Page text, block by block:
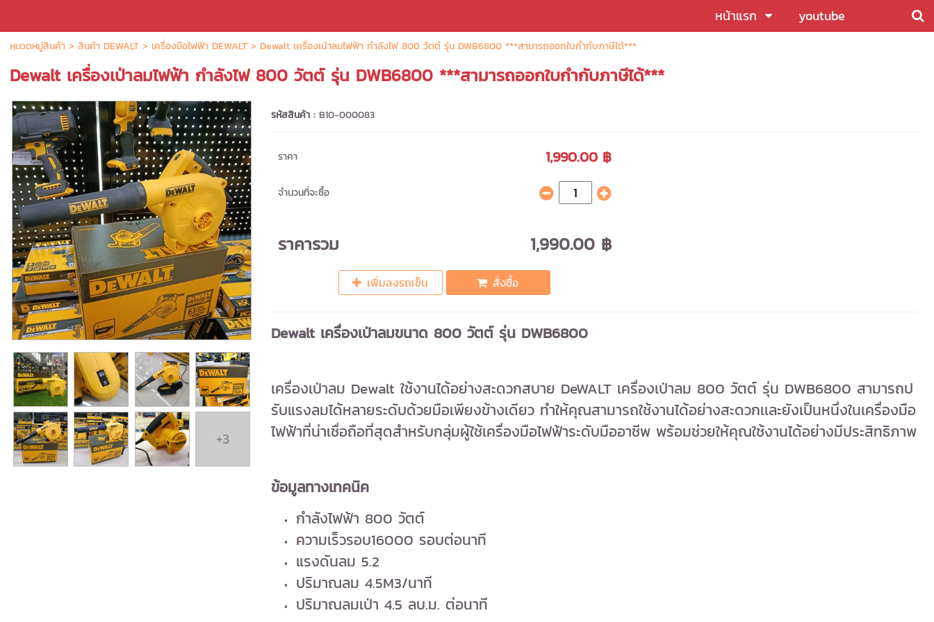
หน้าแรก youtube
หมวดหมู่สินค้า> สินค้า DEWALT> เครื่องมือไฟฟ้า DEWALT> Dewalt เครื่องเป่าลมไฟฟ้า กำลังไฟ 800 วัตต์ รุ่น DWB6800 ***สามารถออกใบกำกับภาษีได้***
Dewalt เครื่องเป่าลมไฟฟ้า กำลังไฟ 800 วัตต์ รุ่น DWB6800 ***สามารถออกใบกำกับภาษีได้***
+3
รหัสสินค้า : B10-000083
ราคา 1,990.00 ฿
จำนวนที่จะซื้อ
ราคารวม 1,990.00 ฿
เพิ่มลงรถเข็น สั่งซื้อ
Dewalt เครื่องเป่าลมขนาด 800 วัตต์ รุ่น DWB6800
เครื่องเป่าลม Dewalt ใช้งานได้อย่างสะดวกสบาย DeWALT เครื่องเป่าลม 800 วัตต์ รุ่น DWB6800 สามารถป
รับแรงลมได้หลายระดับด้วยมือเพียงข้างเดียว ทำให้คุณสามารถใช้งานได้อย่างสะดวกเเละยังเป็นหนึ่งในเครื่องมือ
ไฟฟ้าที่น่าเชื่อถือที่สุดสำหรับกลุ่มผู้ใช้เครื่องมือไฟฟ้าระดับมืออาชีพ พร้อมช่วยให้คุณใช้งานได้อย่างมีประสิทธิภาพ
ข้อมูลทางเทคนิค
กำลังไฟฟ้า 800 วัตต์
ความเร็วรอบ16000 รอบต่อนาที
แรงดันลม 5.2
ปริมาณลม 4.5M3/นาที
ปริมาณลมเป่า 4.5 ลบ.ม. ต่อนาที